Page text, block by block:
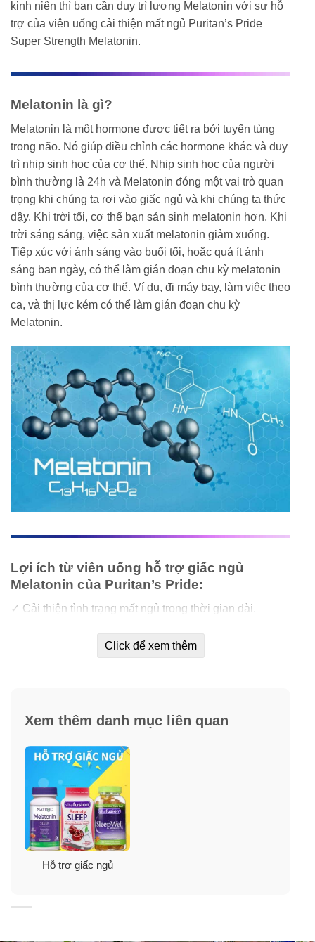
kinh niên thì bạn cần duy trì lượng Melatonin với sự hỗ
trợ của viên uống cải thiện mất ngủ Puritan’s Pride
Super Strength Melatonin.
Melatonin là gì?
Melatonin là một hormone được tiết ra bởi tuyến tùng
trong não. Nó giúp điều chỉnh các hormone khác và duy
trì nhịp sinh học của cơ thể. Nhịp sinh học của người
bình thường là 24h và Melatonin đóng một vai trò quan
trọng khi chúng ta rơi vào giấc ngủ và khi chúng ta thức
dậy. Khi trời tối, cơ thể bạn sản sinh melatonin hơn. Khi
trời sáng sáng, việc sản xuất melatonin giảm xuống.
Tiếp xúc với ánh sáng vào buổi tối, hoặc quá ít ánh
sáng ban ngày, có thể làm gián đoạn chu kỳ melatonin
bình thường của cơ thể. Ví dụ, đi máy bay, làm việc theo
ca, và thị lực kém có thể làm gián đoạn chu kỳ
Melatonin.
Lợi ích từ viên uống hỗ trợ giấc ngủ
Melatonin của Puritan’s Pride:
✓ Cải thiện tình trạng mất ngủ trong thời gian dài.
✓ Giúp giấc ngủ sâu hơn và dễ đi vào giấc ngủ hơn.
✓ Giảm thiểu stress, căng thẳng thần kinh.
✓ Ngăn ngừa các bệnh ung thư, tim mạch, trầm cảm…
Click để xem thêm
Xem thêm danh mục liên quan
Hỗ trợ giấc ngủ